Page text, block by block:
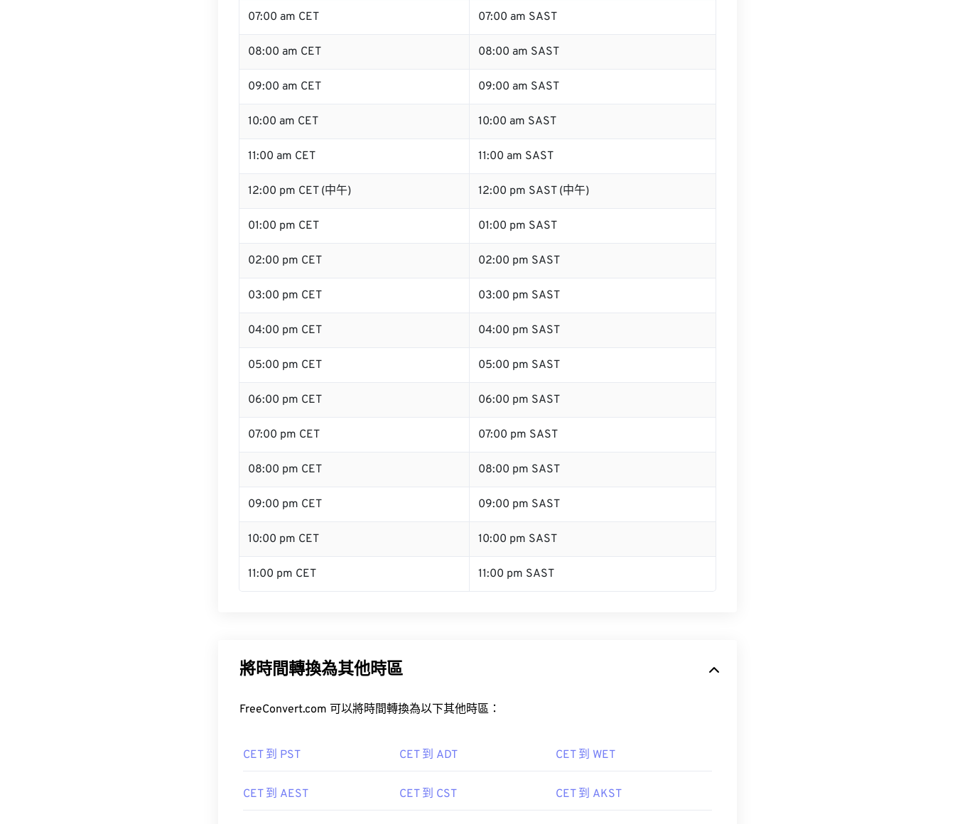
07:00 am CET 07:00 am SAST
08:00 am CET 08:00 am SAST
09:00 am CET 09:00 am SAST
10:00 am CET 10:00 am SAST
11:00 am CET 11:00 am SAST
12:00 pm CET (中午) 12:00 pm SAST (中午)
01:00 pm CET 01:00 pm SAST
02:00 pm CET 02:00 pm SAST
03:00 pm CET 03:00 pm SAST
04:00 pm CET 04:00 pm SAST
05:00 pm CET 05:00 pm SAST
06:00 pm CET 06:00 pm SAST
07:00 pm CET 07:00 pm SAST
08:00 pm CET 08:00 pm SAST
09:00 pm CET 09:00 pm SAST
10:00 pm CET 10:00 pm SAST
11:00 pm CET 11:00 pm SAST
將時間轉換為其他時區
FreeConvert.com 可以將時間轉換為以下其他時區：
CET 到 PST CET 到 ADT CET 到 WET
CET 到 AEST CET 到 CST CET 到 AKST